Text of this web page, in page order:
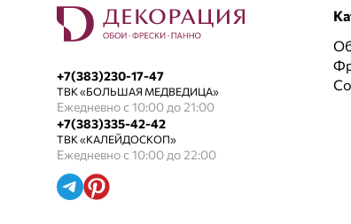
+7(383)230-17-47
ТВК «БОЛЬШАЯ МЕДВЕДИЦА»
Ежедневно с 10:00 до 21:00
+7(383)335-42-42
ТВК «КАЛЕЙДОСКОП»
Ежедневно с 10:00 до 22:00